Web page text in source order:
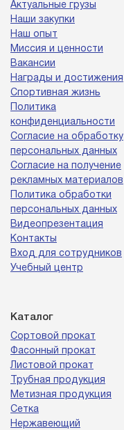
Актуальные грузы
Наши закупки
Наш опыт
Миссия и ценности
Вакансии
Награды и достижения
Спортивная жизнь
Политика
конфиденциальности
Согласие на обработку
персональных данных
Согласие на получение
рекламных материалов
Политика обработки
персональных данных
Видеопрезентация
Контакты
Вход для сотрудников
Учебный центр
Каталог
Сортовой прокат
Фасонный прокат
Листовой прокат
Трубная продукция
Метизная продукция
Сетка
Нержавеющий